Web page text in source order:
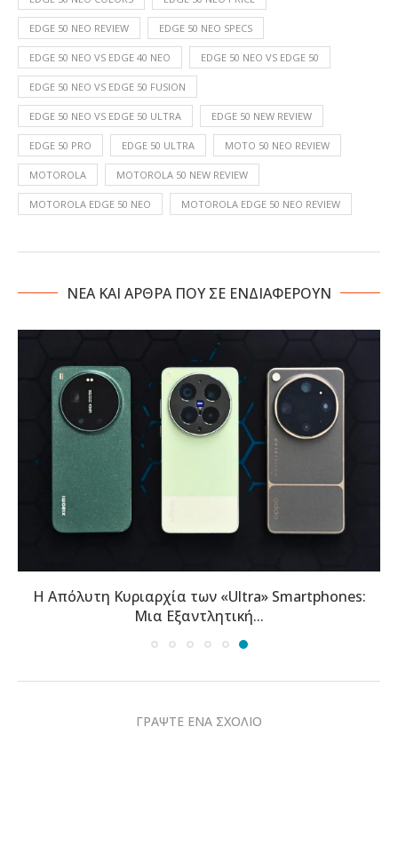
EDGE 50 NEO REVIEW EDGE 50 NEO SPECS
EDGE 50 NEO VS EDGE 40 NEO EDGE 50 NEO VS EDGE 50
EDGE 50 NEO VS EDGE 50 FUSION
EDGE 50 NEO VS EDGE 50 ULTRA EDGE 50 NEW REVIEW
EDGE 50 PRO EDGE 50 ULTRA MOTO 50 NEO REVIEW
MOTOROLA MOTOROLA 50 NEW REVIEW
MOTOROLA EDGE 50 NEO MOTOROLA EDGE 50 NEO REVIEW
NΕΑ ΚΑΙ ΑΡΘΡΑ ΠΟΥ ΣΕ ΕΝΔΙΑΦΕΡΟΥΝ
Η Απόλυτη Κυριαρχία των «Ultra» Smartphones:
Μια Εξαντλητική...
ΓΡΑΨΤΕ ΕΝΑ ΣΧΟΛΙΟ